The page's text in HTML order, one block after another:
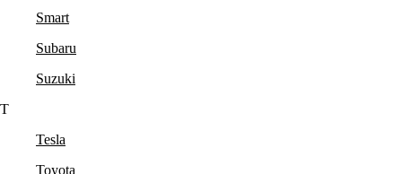
Smart
Subaru
Suzuki
T
Tesla
Toyota